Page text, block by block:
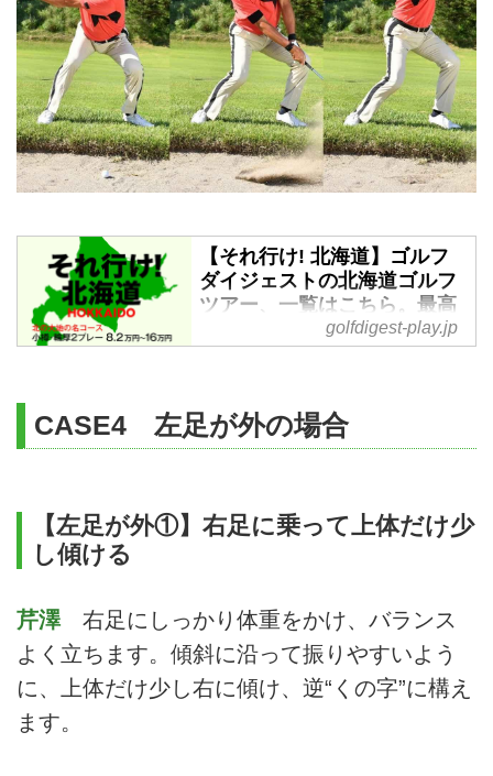
【それ行け! 北海道】ゴルフ
ダイジェストの北海道ゴルフ
ツアー、一覧はこちら。最高
のコースが待っています! - ゴ
ルフへ行こうWEB by ゴルフ
ゴルフダイジェストツアーセンタ
ーでは「それ行け! 北海道」と銘
涼しく芝生は最高のコンディショ
ン、秋はいち早く紅葉ゴルフも楽
が待っています。
golfdigest-play.jp
CASE4 左足が外の場合
【左足が外①】右足に乗って上体だけ少
し傾ける
芹澤右足にしっかり体重をかけ、バランス
よく立ちます。傾斜に沿って振りやすいよう
に、上体だけ少し右に傾け、逆“くの字”に構え
ます。